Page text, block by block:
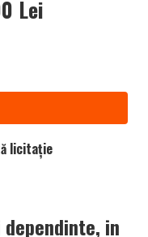
Lei
licitație
in